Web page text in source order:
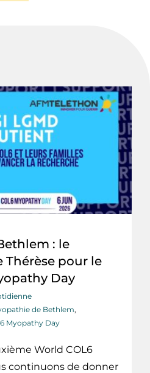
: le
pour le
Day
de Bethlem,
Myopathy Day
World COL6
continuons de donner